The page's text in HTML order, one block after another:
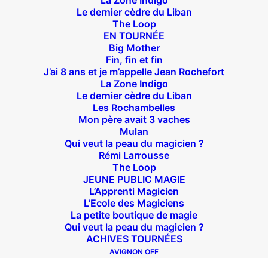
Le dernier cèdre du Liban
The Loop
EN TOURNÉE
Big Mother
Fin, fin et fin
J’ai 8 ans et je m’appelle Jean Rochefort
La Zone Indigo
Le dernier cèdre du Liban
Les Rochambelles
Mon père avait 3 vaches
Mulan
Qui veut la peau du magicien ?
Rémi Larrousse
The Loop
JEUNE PUBLIC MAGIE
L’Apprenti Magicien
L’Ecole des Magiciens
La petite boutique de magie
Qui veut la peau du magicien ?
ACHIVES TOURNÉES
AVIGNON OFF
Théâtre des Béliers Parisiens
14 bis rue Sainte Isaure 75018 Paris
Joffrin / Simplon – Loc :01 42 62 35 00
À l’affiche
Big Mother
La Zone Indigo
Le goût de la framboise
Fin, fin et fin
The Loop
En tournée